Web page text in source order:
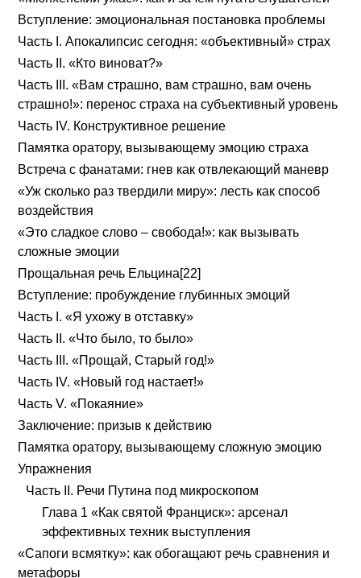
Вступление: эмоциональная постановка проблемы
Часть I. Апокалипсис сегодня: «объективный» страх
Часть II. «Кто виноват?»
Часть III. «Вам страшно, вам страшно, вам очень
страшно!»: перенос страха на субъективный уровень
Часть IV. Конструктивное решение
Памятка оратору, вызывающему эмоцию страха
Встреча с фанатами: гнев как отвлекающий маневр
«Уж сколько раз твердили миру»: лесть как способ
воздействия
«Это сладкое слово – свобода!»: как вызывать
сложные эмоции
Прощальная речь Ельцина[22]
Вступление: пробуждение глубинных эмоций
Часть I. «Я ухожу в отставку»
Часть II. «Что было, то было»
Часть III. «Прощай, Старый год!»
Часть IV. «Новый год настает!»
Часть V. «Покаяние»
Заключение: призыв к действию
Памятка оратору, вызывающему сложную эмоцию
Упражнения
Часть II. Речи Путина под микроскопом
Глава 1 «Как святой Франциск»: арсенал
эффективных техник выступления
«Сапоги всмятку»: как обогащают речь сравнения и
метафоры